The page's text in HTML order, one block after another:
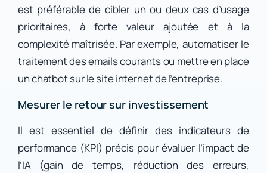
est préférable de cibler un ou deux cas d’usage
prioritaires, à forte valeur ajoutée et à la
complexité maîtrisée. Par exemple, automatiser le
traitement des emails courants ou mettre en place
un chatbot sur le site internet de l’entreprise.
Mesurer le retour sur investissement
Il est essentiel de définir des indicateurs de
performance (KPI) précis pour évaluer l’impact de
l’IA (gain de temps, réduction des erreurs,